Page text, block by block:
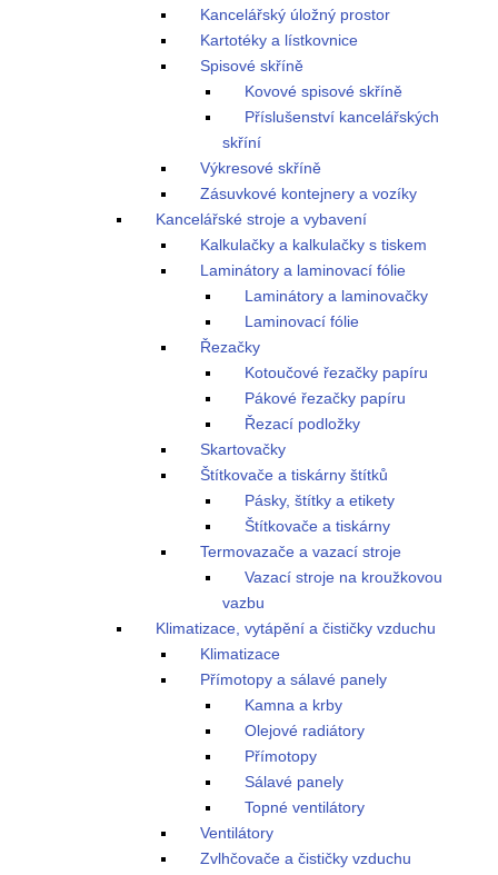
Kancelářský úložný prostor
Kartotéky a lístkovnice
Spisové skříně
Kovové spisové skříně
Příslušenství kancelářských
skříní
Výkresové skříně
Zásuvkové kontejnery a vozíky
Kancelářské stroje a vybavení
Kalkulačky a kalkulačky s tiskem
Laminátory a laminovací fólie
Laminátory a laminovačky
Laminovací fólie
Řezačky
Kotoučové řezačky papíru
Pákové řezačky papíru
Řezací podložky
Skartovačky
Štítkovače a tiskárny štítků
Pásky, štítky a etikety
Štítkovače a tiskárny
Termovazače a vazací stroje
Vazací stroje na kroužkovou
vazbu
Klimatizace, vytápění a čističky vzduchu
Klimatizace
Přímotopy a sálavé panely
Kamna a krby
Olejové radiátory
Přímotopy
Sálavé panely
Topné ventilátory
Ventilátory
Zvlhčovače a čističky vzduchu